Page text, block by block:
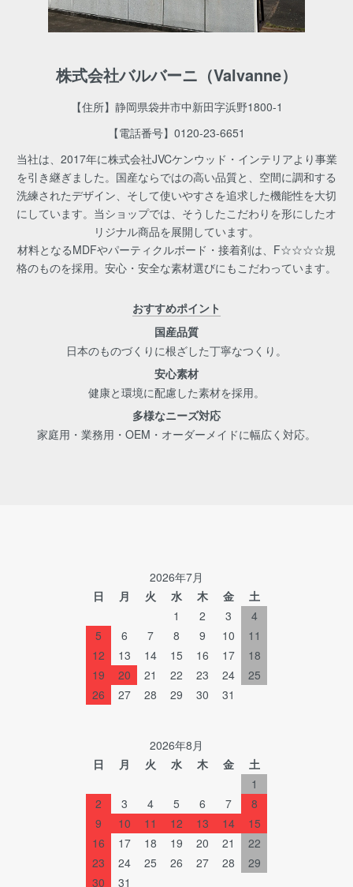
株式会社バルバーニ（Valvanne）
【住所】静岡県袋井市中新田字浜野1800-1
【電話番号】 0120-23-6651
当社は、2017年に株式会社JVCケンウッド・インテリアより事業
を引き継ぎました。国産ならではの高い品質と、空間に調和する
洗練されたデザイン、そして使いやすさを追求した機能性を大切
にしています。当ショップでは、そうしたこだわりを形にしたオ
リジナル商品を展開しています。
材料となるMDFやパーティクルボード・接着剤は、F☆☆☆☆規
格のものを採用。安心・安全な素材選びにもこだわっています。
おすすめポイント
国産品質
日本のものづくりに根ざした丁寧なつくり。
安心素材
健康と環境に配慮した素材を採用。
多様なニーズ対応
家庭用・業務用・OEM・オーダーメイドに幅広く対応。
2026年7月
日
月 火 水 木 金
土
1
2 3
4
5
6 7 8 9 10
11
12
13 14 15 16 17
18
19
20 21 22 23 24
25
26
27 28 29 30 31
2026年8月
日
月 火 水 木 金
土
1
2
3 4 5 6 7
8
9
10 11 12 13 14
15
16
17 18 19 20 21
22
23
24 25 26 27 28
29
30
31